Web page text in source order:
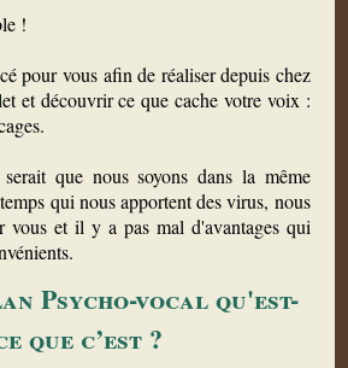
!
pour vous afin de réaliser depuis chez
et découvrir ce que cache votre voix :
que nous soyons dans la même
qui nous apportent des virus, nous
vous et il y a pas mal d'avantages qui
Psycho-vocal qu'est-
que c’est ?